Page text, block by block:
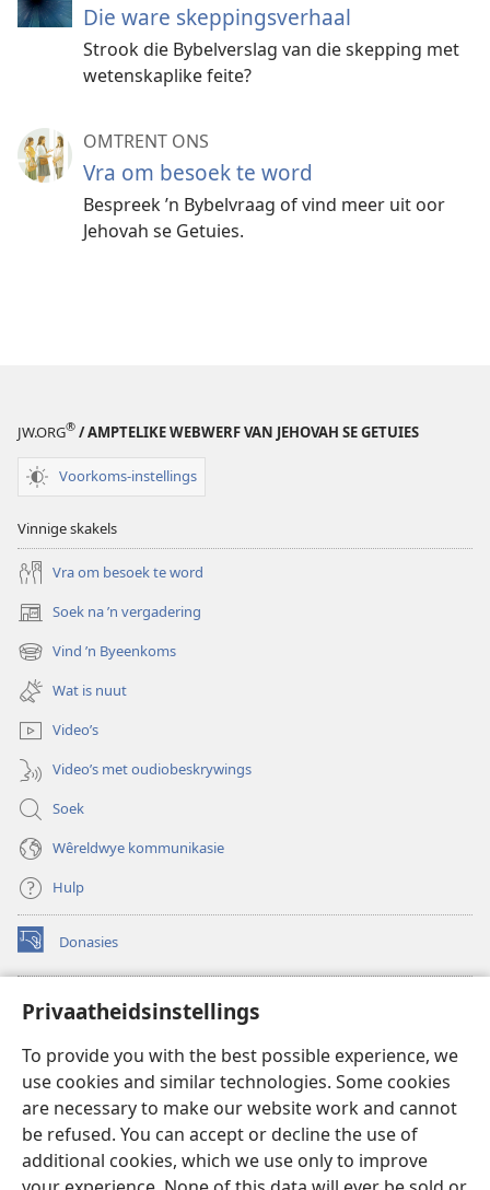
Privaatheidsinstellings
To provide you with the best possible experience, we
use cookies and similar technologies. Some cookies
are necessary to make our website work and cannot
be refused. You can accept or decline the use of
additional cookies, which we use only to improve
Die ware skeppingsverhaal
Strook die Bybelverslag van die skepping met
wetenskaplike feite?
OMTRENT ONS
Vra om besoek te word
Bespreek ’n Bybelvraag of vind meer uit oor
Jehovah se Getuies.
JW.ORG® / AMPTELIKE WEBWERF VAN JEHOVAH SE GETUIES
Voorkoms-instellings
Vinnige skakels
Vra om besoek te word
Soek na ’n vergadering
(maak
nuwe
venster
oop)
Vind ’n Byeenkoms
(maak
nuwe
venster
oop)
Wat is nuut
Video’s
Video’s met oudiobeskrywings
Soek
Wêreldwye kommunikasie
Hulp
Donasies
(maak
nuwe
oop)
Wagtoring – AANLYN BIBLIOTEEK
(maak
venster
oop)
JW Hub
(maak
nuwe
venster
oop)
JW Library
Watchtower Library